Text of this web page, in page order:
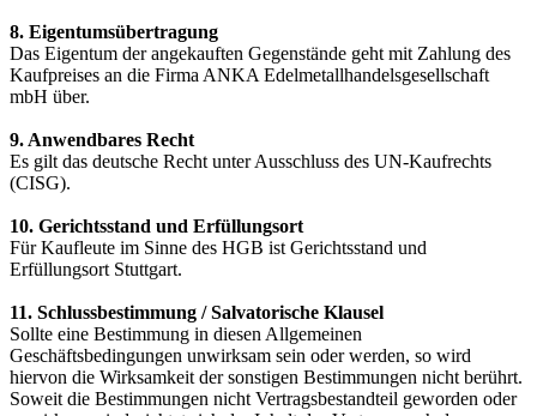
8. Eigentumsübertragung
Das Eigentum der angekauften Gegenstände geht mit Zahlung des
Kaufpreises an die Firma ANKA Edelmetallhandelsgesellschaft
mbH über.
9. Anwendbares Recht
Es gilt das deutsche Recht unter Ausschluss des UN-Kaufrechts
(CISG).
10. Gerichtsstand und Erfüllungsort
Für Kaufleute im Sinne des HGB ist Gerichtsstand und
Erfüllungsort Stuttgart.
11. Schlussbestimmung / Salvatorische Klausel
Sollte eine Bestimmung in diesen Allgemeinen
Geschäftsbedingungen unwirksam sein oder werden, so wird
hiervon die Wirksamkeit der sonstigen Bestimmungen nicht berührt.
Soweit die Bestimmungen nicht Vertragsbestandteil geworden oder